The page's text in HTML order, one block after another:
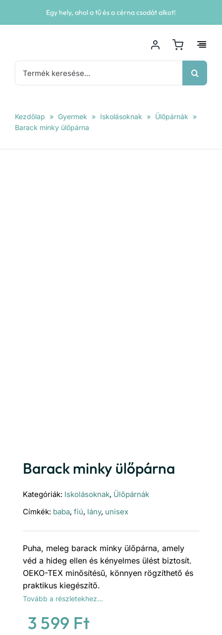
Egy hely, ahol a tű és a cérna csodát alkot!
Keresés...
Kezdőlap » Gyermek » Iskolásoknak » Ülőpárnák
»
Barack minky ülőpárna
Barack minky ülőpárna
Kategóriák: Iskolásoknak, Ülőpárnák
Címkék: baba, fiú, lány, unisex
Puha, meleg barack minky ülőpárna, amely
véd a hideg ellen és kényelmes ülést biztosít.
OEKO-TEX minősítésű, könnyen rögzíthető és
praktikus kiegészítő.
Tovább a részletekhez…
3 599 Ft